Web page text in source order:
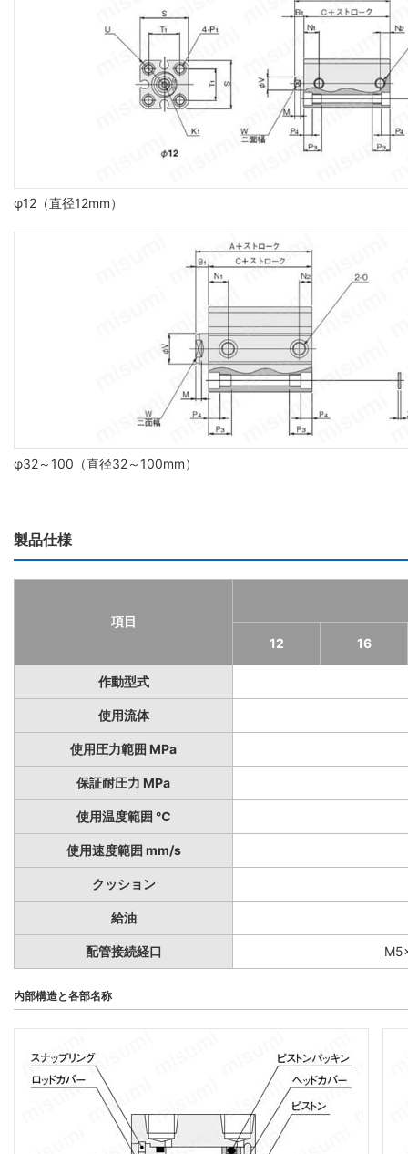
φ12（直径12mm）
φ32～100（直径32～100mm）
製品仕様
項目
12
16
作動型式
使用流体
使用圧力範囲 MPa
保証耐圧力 MPa
使用温度範囲 ℃
使用速度範囲 mm/s
クッション
給油
配管接続経口
内部構造と各部名称